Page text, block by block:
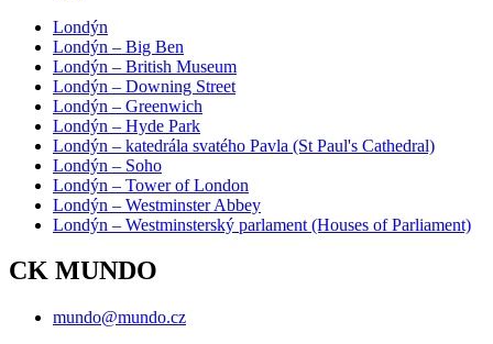
Londýn
Londýn – Big Ben
Londýn – British Museum
Londýn – Downing Street
Londýn – Greenwich
Londýn – Hyde Park
Londýn – katedrála svatého Pavla (St Paul's Cathedral)
Londýn – Soho
Londýn – Tower of London
Londýn – Westminster Abbey
Londýn – Westminsterský parlament (Houses of Parliament)
CK MUNDO
mundo@mundo.cz